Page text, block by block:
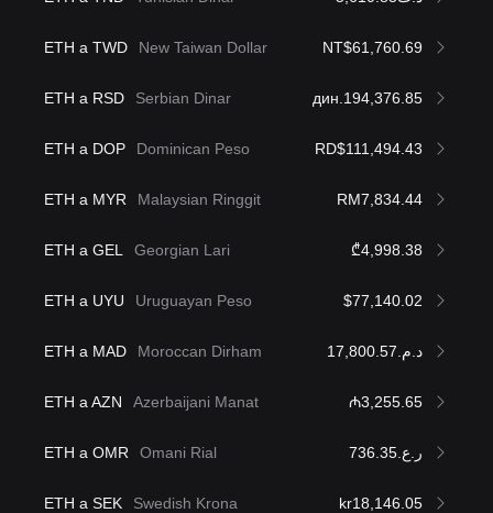
ETH a TWD New Taiwan Dollar NT$61,760.69
ETH a RSD Serbian Dinar дин.194,376.85
ETH a DOP Dominican Peso RD$111,494.43
ETH a MYR Malaysian Ringgit RM7,834.44
ETH a GEL Georgian Lari ₾4,998.38
ETH a UYU Uruguayan Peso $77,140.02
ETH a MAD Moroccan Dirham د.م.17,800.57
ETH a AZN Azerbaijani Manat ₼3,255.65
ETH a OMR Omani Rial ر.ع.736.35
ETH a SEK Swedish Krona kr18,146.05